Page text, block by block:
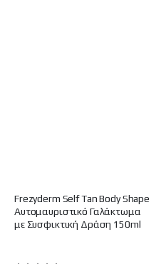
Frezyderm Self Tan Body Shape
Αυτομαυριστικό Γαλάκτωμα
με Συσφικτική Δράση 150ml